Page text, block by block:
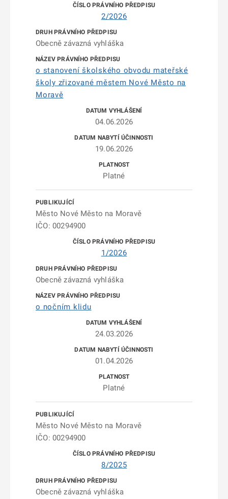
2/2026
Obecně závazná vyhláška
o stanovení školského obvodu mateřské
školy zřizované městem Nové Město na
Moravě
04.06.2026
19.06.2026
Platné
Město Nové Město na Moravě
IČO: 00294900
1/2026
Obecně závazná vyhláška
o nočním klidu
24.03.2026
01.04.2026
Platné
Město Nové Město na Moravě
IČO: 00294900
8/2025
Obecně závazná vyhláška